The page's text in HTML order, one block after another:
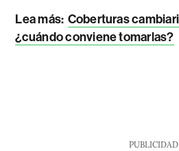
Lea más: Coberturas
¿cuándo conviene tomarlas?
PUBLICIDAD